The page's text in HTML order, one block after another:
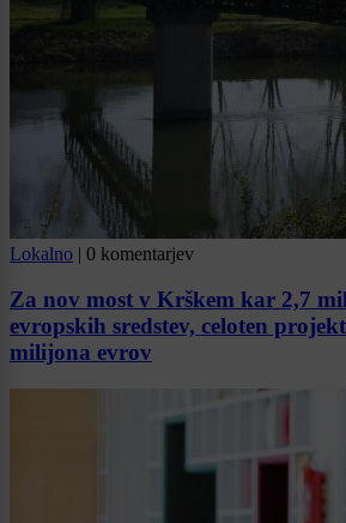
Lokalno | 0 komentarjev
Za nov most v Krškem kar 2,7
evropskih sredstev, celoten
milijona evrov